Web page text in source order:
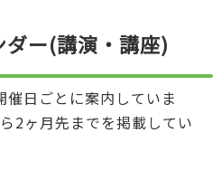
ー(講演・講座)
催日ごとに案内していま
2ヶ月先までを掲載してい